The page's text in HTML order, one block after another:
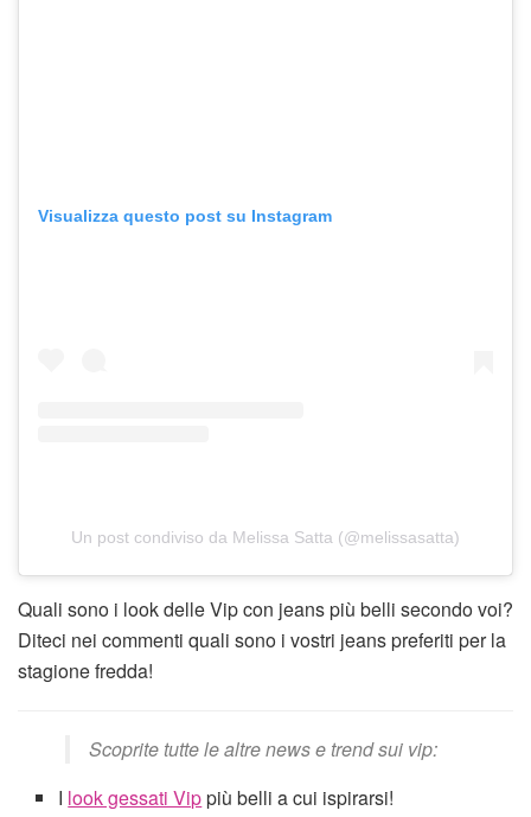
Visualizza questo post su Instagram
Un post condiviso da Melissa Satta (@melissasatta)
Quali sono i look delle Vip con jeans più belli secondo voi?
Diteci nei commenti quali sono i vostri jeans preferiti per la
stagione fredda!
Scoprite tutte le altre news e trend sui vip:
I look gessati Vippiù belli a cui ispirarsi!